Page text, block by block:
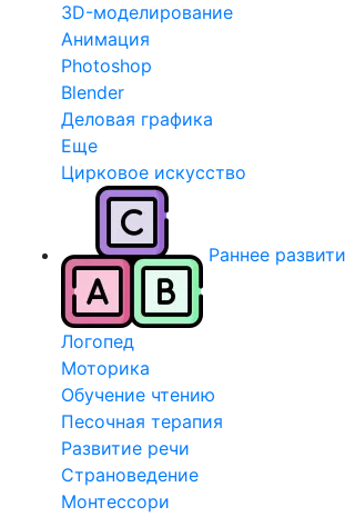
3D-моделирование
Анимация
Photoshop
Blender
Деловая графика
Еще
Цирковое искусство
Раннее
Логопед
Моторика
Обучение чтению
Песочная терапия
Развитие речи
Страноведение
Монтессори